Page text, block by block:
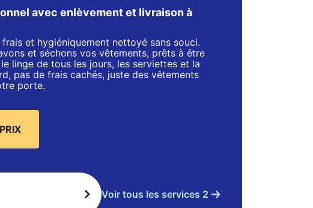
avec enlèvement et livraison à
et hygiéniquement nettoyé sans souci.
et séchons vos vêtements, prêts à être
linge de tous les jours, les serviettes et la
pas de frais cachés, juste des vêtements
porte.
Voir tous les services 2